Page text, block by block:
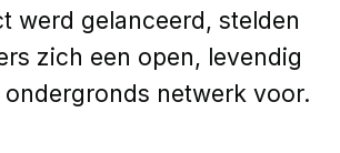
werd gelanceerd, stelden
zich een open, levendig
netwerk voor.